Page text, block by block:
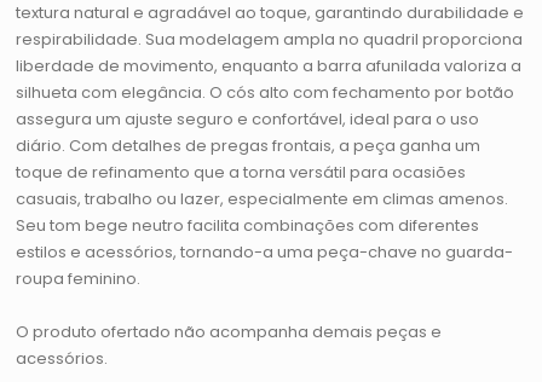
textura natural e agradável ao toque, garantindo durabilidade e
respirabilidade. Sua modelagem ampla no quadril proporciona
liberdade de movimento, enquanto a barra afunilada valoriza a
silhueta com elegância. O cós alto com fechamento por botão
assegura um ajuste seguro e confortável, ideal para o uso
diário. Com detalhes de pregas frontais, a peça ganha um
toque de refinamento que a torna versátil para ocasiões
casuais, trabalho ou lazer, especialmente em climas amenos.
Seu tom bege neutro facilita combinações com diferentes
estilos e acessórios, tornando-a uma peça-chave no guarda-
roupa feminino.
O produto ofertado não acompanha demais peças e
acessórios.